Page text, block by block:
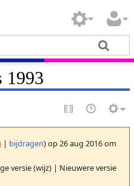
1993
| bijdragen)op 26 aug 2016 om
versie (wijz) | Nieuwere versie